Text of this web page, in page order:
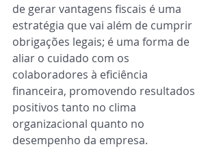
de gerar vantagens fiscais é uma
estratégia que vai além de cumprir
obrigações legais; é uma forma de
aliar o cuidado com os
colaboradores à eficiência
financeira, promovendo resultados
positivos tanto no clima
organizacional quanto no
desempenho da empresa.